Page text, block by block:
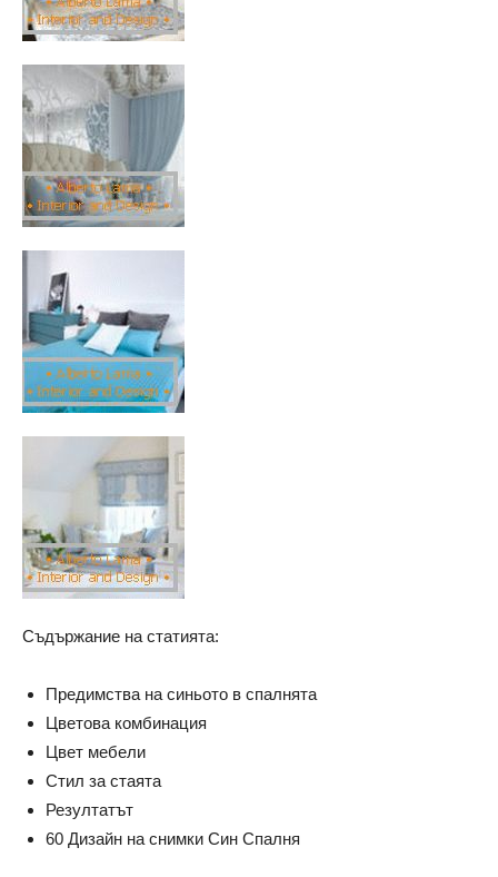
Съдържание на статията:
Предимства на синьото в спалнята
Цветова комбинация
Цвет мебели
Стил за стаята
Резултатът
60 Дизайн на снимки Син Спалня